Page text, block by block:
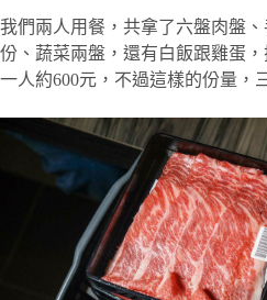
我們兩人用餐，共拿了六盤肉盤
份、蔬菜兩盤，還有白飯跟雞蛋
一人約600元，不過這樣的份量，